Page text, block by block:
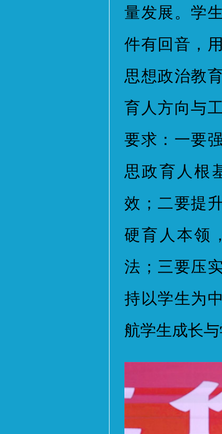
量发展。学
件有回音，
思想政治教
育人方向与
要求：一要
思政育人根
效；二要提
硬育人本领
法；三要压
持以学生为
航学生成长